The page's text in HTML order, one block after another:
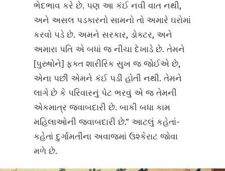
ભેદભાવ કરે છે. પણ આ કંઈ નવી વાત નથી,
અને અસલ પડકારનો સામનો તો અમારે ઘરોમાં
કરવો પડે છે. અમને સરકાર, ડોક્ટર, અને
અમારા પતિ એ બધાં જ નીચા દેખાડે છે. તેમને
[પુરુષોને] ફક્ત શારીરિક સુખ જ જોઈએ છે,
એના પછી એમને કંઈ પડી હોતી નથી. તેમને
લાગે છે કે પરિવારનું પેટ ભરવું એ જ તેમની
એકમાત્ર જવાબદારી છે. બાકી બધા કામ
મહિલાઓની જવાબદારી છે.” આટલું કહેતાં-
કહેતાં દુર્ગામતીના અવાજમાં ઉશ્કેરાટ જોવા
મળે છે.